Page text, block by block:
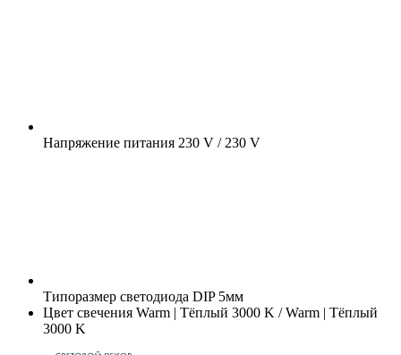
Напряжение питания 230 V / 230 V
Типоразмер светодиода DIP 5мм
Цвет свечения Warm | Тёплый 3000 K / Warm | Тёплый
3000 K